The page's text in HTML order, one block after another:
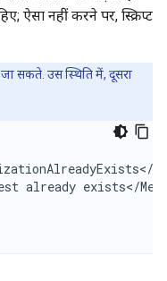
ऐसा नहीं करने पर, स्क्रिप्ट
सकते. उस स्थिति में, दूसरा
already exists</